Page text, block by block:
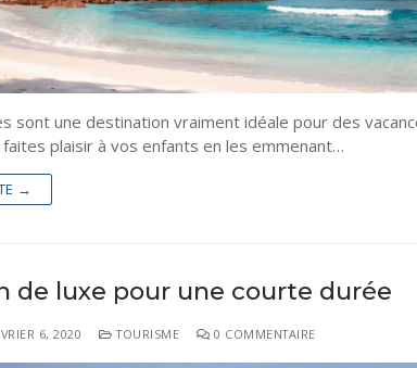
sont une destination vraiment idéale pour des
faites plaisir à vos enfants en les emmenant…
→
de luxe pour une courte durée
6, 2020 TOURISME 0 COMMENTAIRE